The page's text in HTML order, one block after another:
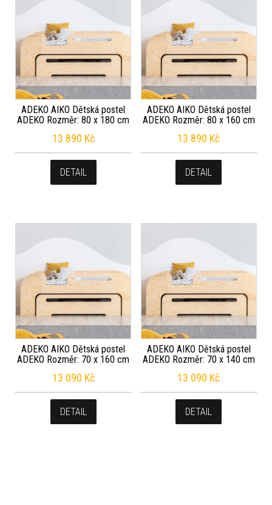
ADEKO AIKO Dětská postel
ADEKO Rozměr: 80 x 180 cm
13 890 Kč
DETAIL
ADEKO AIKO Dětská postel
ADEKO Rozměr: 80 x 160 cm
13 890 Kč
DETAIL
ADEKO AIKO Dětská postel
ADEKO Rozměr: 70 x 160 cm
13 090 Kč
DETAIL
ADEKO AIKO Dětská postel
ADEKO Rozměr: 70 x 140 cm
13 090 Kč
DETAIL